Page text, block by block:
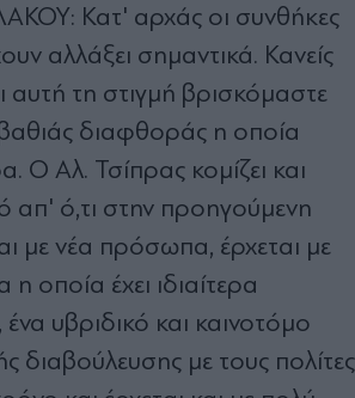
Κατ' αρχάς οι συνθήκες
αλλάξει σημαντικά. Κανείς
αυτή τη στιγμή βρισκόμαστε
διαφθοράς η οποία
Ο Αλ. Τσίπρας κομίζει και
απ' ό,τι στην προηγούμενη
με νέα πρόσωπα, έρχεται με
οποία έχει ιδιαίτερα
υβριδικό και καινοτόμο
διαβούλευσης με τους πολίτες